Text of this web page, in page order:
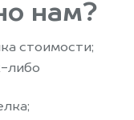
нам?
стоимости;
либо